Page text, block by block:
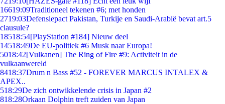
16619:09Traditioneel tekenen #6; met honden
2719:03Defensiepact Pakistan, Turkije en Saudi-Arabië bevat art.5
clausule?
18518:54[PlayStation #184] Nieuw deel
14518:49De EU-politiek #6 Musk naar Europa!
5018:42[Vulkanen] The Ring of Fire #9: Activiteit in de
vulkaanwereld
8418:37Drum n Bass #52 - FOREVER MARCUS INTALEX &
APEX..
518:29De zich ontwikkelende crisis in Japan #2
818:28Orkaan Dolphin treft zuiden van Japan